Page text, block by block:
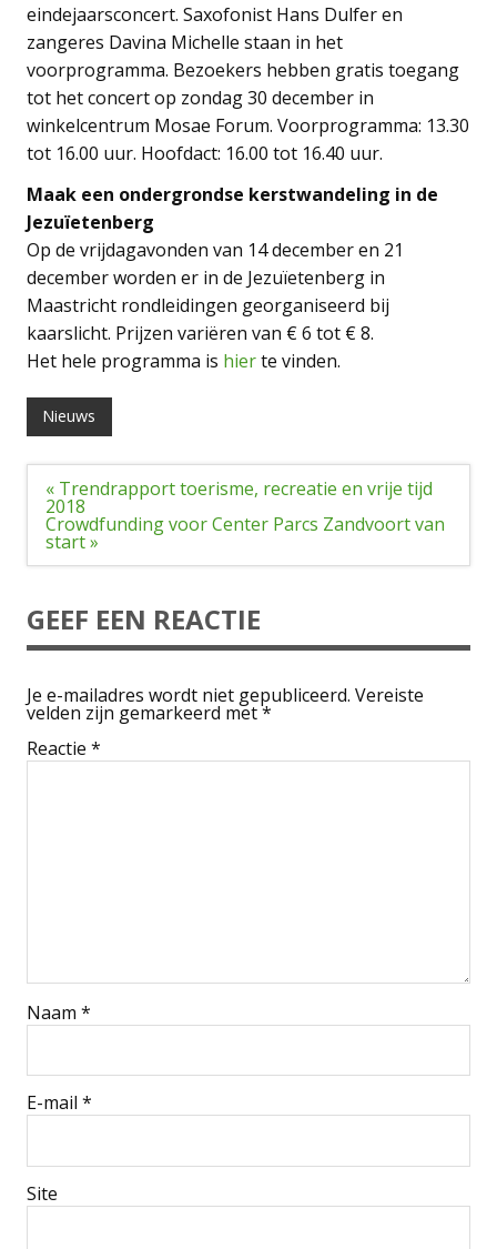
eindejaarsconcert. Saxofonist Hans Dulfer en
zangeres Davina Michelle staan in het
voorprogramma. Bezoekers hebben gratis toegang
tot het concert op zondag 30 december in
winkelcentrum Mosae Forum. Voorprogramma: 13.30
tot 16.00 uur. Hoofdact: 16.00 tot 16.40 uur.
Maak een ondergrondse kerstwandeling in de
Jezuïetenberg
Op de vrijdagavonden van 14 december en 21
december worden er in de Jezuïetenberg in
Maastricht rondleidingen georganiseerd bij
kaarslicht. Prijzen variëren van € 6 tot € 8.
Het hele programma is hierte vinden.
Nieuws
Bericht
navigatie
« Trendrapport toerisme, recreatie en vrije tijd
2018
Crowdfunding voor Center Parcs Zandvoort van
start »
GEEF EEN REACTIE
Je e-mailadres wordt niet gepubliceerd. Vereiste
velden zijn gemarkeerd met*
Reactie *
Naam *
E-mail *
Site